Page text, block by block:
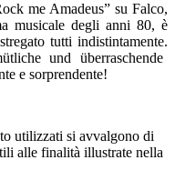
me Amadeus” su Falco,
musicale degli anni 80, è
tutti indistintamente.
und überraschende
e sorprendente!
utilizzati si avvalgono di
alle finalità illustrate nella